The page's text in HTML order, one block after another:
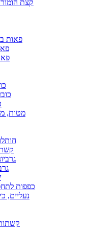
קצת
פאות
מטות,
כפפות
נעליים,